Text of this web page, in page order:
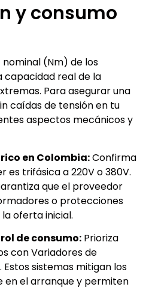
y consumo
(Nm) de los
real de la
Para asegurar una
caídas de tensión en tu
aspectos mecánicos y
en Colombia:Confirma
es trifásica a 220V o 380V.
que el proveedor
o protecciones
oferta inicial.
de consumo: Prioriza
con Variadores de
Estos sistemas mitigan los
en el arranque y permiten